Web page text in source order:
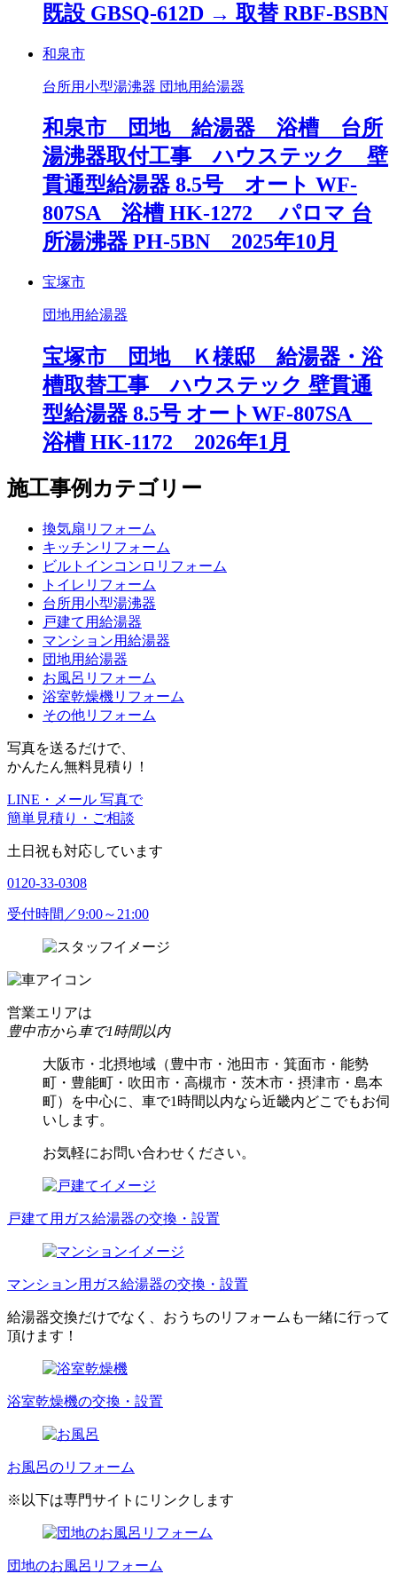
既設 GBSQ-612D → 取替 RBF-BSBN
和泉市
台所用小型湯沸器 団地用給湯器
和泉市 団地 給湯器 浴槽 台所
湯沸器取付工事 ハウステック 壁
貫通型給湯器 8.5号 オート WF-
807SA 浴槽 HK-1272 パロマ 台
所湯沸器 PH-5BN 2025年10月
宝塚市
団地用給湯器
宝塚市 団地 Ｋ様邸 給湯器・浴
槽取替工事 ハウステック 壁貫通
型給湯器 8.5号 オートWF-807SA
浴槽 HK-1172 2026年1月
施工事例カテゴリー
換気扇リフォーム
キッチンリフォーム
ビルトインコンロリフォーム
トイレリフォーム
台所用小型湯沸器
戸建て用給湯器
マンション用給湯器
団地用給湯器
お風呂リフォーム
浴室乾燥機リフォーム
その他リフォーム
写真を送るだけで、
かんたん無料見積り！
LINE・メール 写真で
簡単見積り・ご相談
土日祝も対応しています
0120-33-0308
受付時間／9:00～21:00
営業エリアは
豊中市から車で1時間以内
大阪市・北摂地域（豊中市・池田市・箕面市・能勢
町・豊能町・吹田市・高槻市・茨木市・摂津市・島本
町）を中心に、車で1時間以内なら近畿内どこでもお伺
いします。
お気軽にお問い合わせください。
戸建て用ガス給湯器の交換・設置
マンション用ガス給湯器の交換・設置
給湯器交換だけでなく、おうちのリフォームも一緒に行って
頂けます！
浴室乾燥機の交換・設置
お風呂のリフォーム
※以下は専門サイトにリンクします
団地のお風呂リフォーム